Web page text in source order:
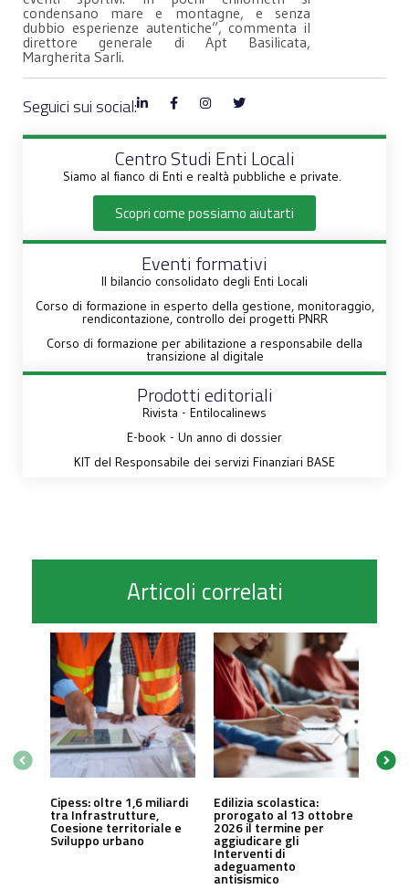
condensano mare e montagne, e senza
dubbio esperienze autentiche”, commenta il
direttore generale di Apt Basilicata,
Margherita Sarli.
Seguici sui social:
Centro Studi Enti Locali
Siamo al fianco di Enti e realtà pubbliche e private.
Scopri come possiamo aiutarti
Eventi formativi
Il bilancio consolidato degli Enti Locali
Corso di formazione in esperto della gestione, monitoraggio,
rendicontazione, controllo dei progetti PNRR
Corso di formazione per abilitazione a responsabile della
transizione al digitale
Prodotti editoriali
Rivista - Entilocalinews
E-book - Un anno di dossier
KIT del Responsabile dei servizi Finanziari BASE
Articoli correlati
Cipess: oltre 1,6 miliardi
tra Infrastrutture,
Coesione territoriale e
Sviluppo urbano
Edilizia scolastica:
prorogato al 13 ottobre
2026 il termine per
aggiudicare gli
Interventi di
adeguamento
antisismico